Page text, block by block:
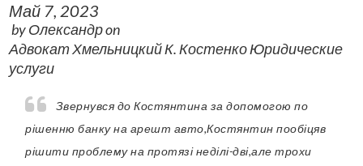
Май 7, 2023
byОлександрon
Адвокат Хмельницкий К. Костенко Юридические
услуги
Звернувся до Костянтина за допомогою по
рішенню банку на арешт авто,Костянтин пообіцяв
рішити проблему на протязі неділі-дві,але трохи